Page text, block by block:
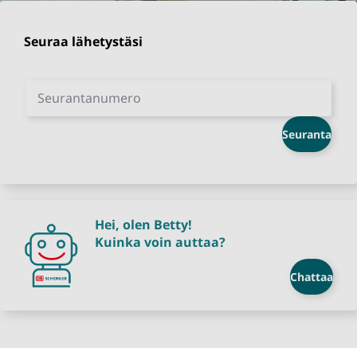
Seuraa lähetystäsi
Seurantanumero
Seuranta
Hei, olen Betty!
Kuinka voin auttaa?
Chattaa